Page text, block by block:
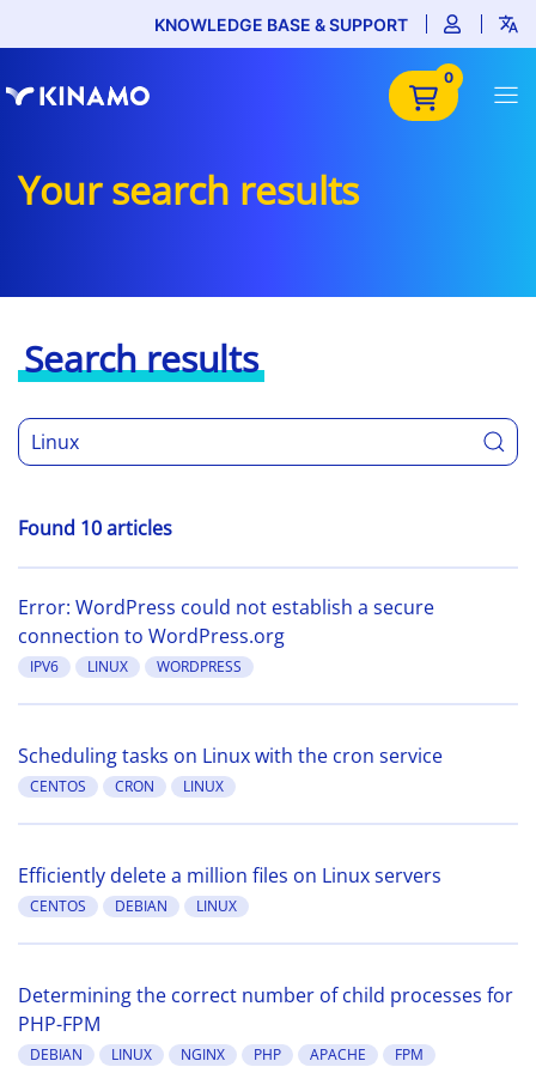
KNOWLEDGE BASE & SUPPORT
0
Your search results
Search results
Found 10 articles
Error: WordPress could not establish a secure
connection to WordPress.org
IPV6 LINUX WORDPRESS
Scheduling tasks on Linux with the cron service
CENTOS CRON LINUX
Efficiently delete a million files on Linux servers
CENTOS DEBIAN LINUX
Determining the correct number of child processes for
PHP-FPM
DEBIAN LINUX NGINX PHP APACHE FPM